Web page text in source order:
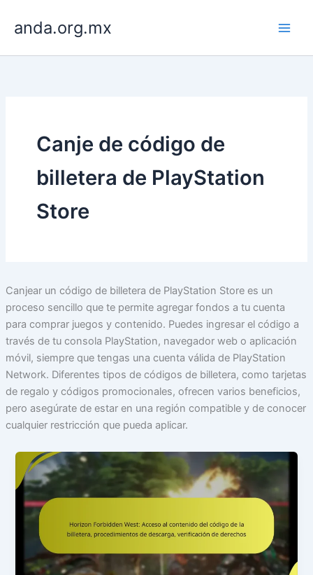
anda.org.mx
Canje de código de
billetera de PlayStation
Store
Canjear un código de billetera de PlayStation Store es un
proceso sencillo que te permite agregar fondos a tu cuenta
para comprar juegos y contenido. Puedes ingresar el código a
través de tu consola PlayStation, navegador web o aplicación
móvil, siempre que tengas una cuenta válida de PlayStation
Network. Diferentes tipos de códigos de billetera, como tarjetas
de regalo y códigos promocionales, ofrecen varios beneficios,
pero asegúrate de estar en una región compatible y de conocer
cualquier restricción que pueda aplicar.